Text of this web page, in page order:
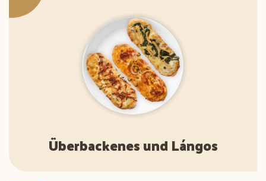
Überbackenes und Lángos